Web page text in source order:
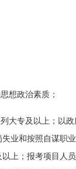
想政治素质；
大专及以上；以
业和按照自谋职
上；报考项目人